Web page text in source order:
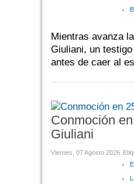
Mientras avanza
Giuliani, un
antes de caer al
Conmoción
Giuliani
Viernes, 07 Agosto 2026